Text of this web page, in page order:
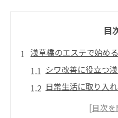
目
浅草橋のエステで始め
シワ改善に役立つ
日常生活に取り入